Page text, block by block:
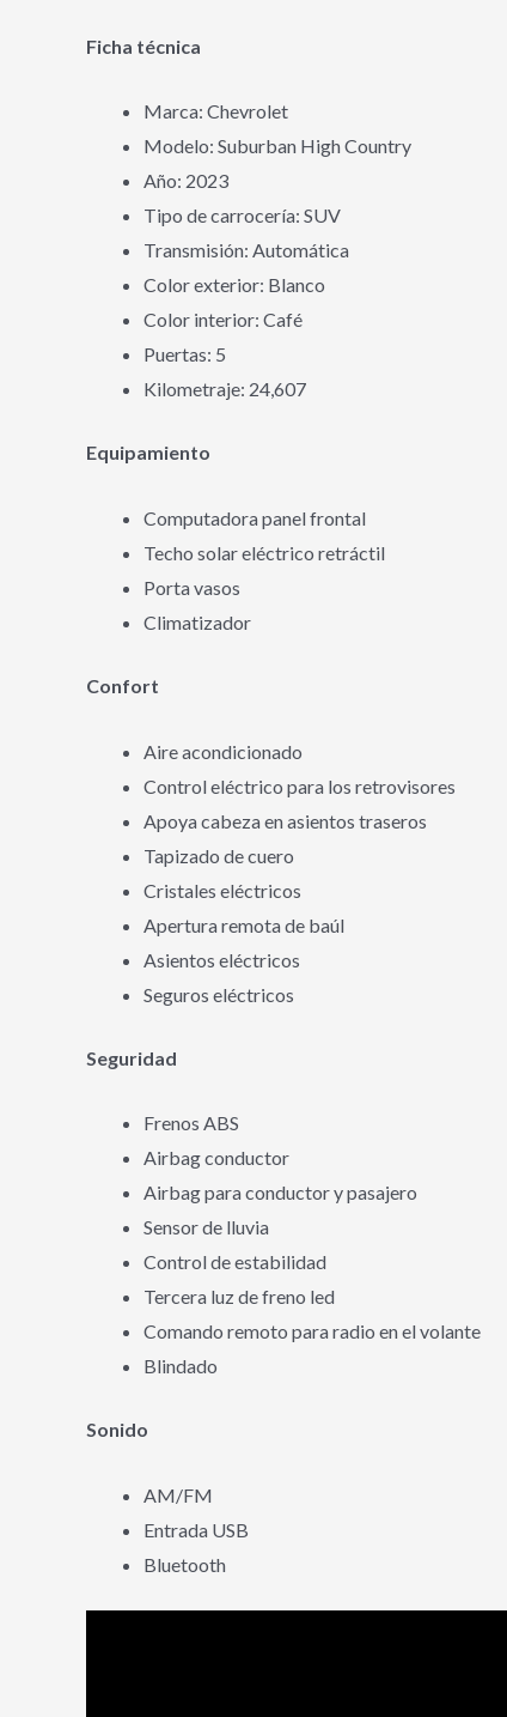
Ficha técnica
Marca: Chevrolet
Modelo: Suburban High Country
Año: 2023
Tipo de carrocería: SUV
Transmisión: Automática
Color exterior: Blanco
Color interior: Café
Puertas: 5
Kilometraje: 24,607
Equipamiento
Computadora panel frontal
Techo solar eléctrico retráctil
Porta vasos
Climatizador
Confort
Aire acondicionado
Control eléctrico para los retrovisores
Apoya cabeza en asientos traseros
Tapizado de cuero
Cristales eléctricos
Apertura remota de baúl
Asientos eléctricos
Seguros eléctricos
Seguridad
Frenos ABS
Airbag conductor
Airbag para conductor y pasajero
Sensor de lluvia
Control de estabilidad
Tercera luz de freno led
Comando remoto para radio en el volante
Blindado
Sonido
AM/FM
Entrada USB
Bluetooth